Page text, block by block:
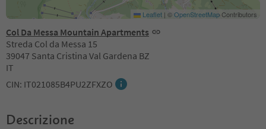
Col Da Messa Mountain Apartments
Streda Col da Messa 15
39047 Santa Cristina Val Gardena BZ
IT
CIN: IT021085B4PU2ZFXZO
Leaflet | ©OpenStreetMapContributors
Descrizione